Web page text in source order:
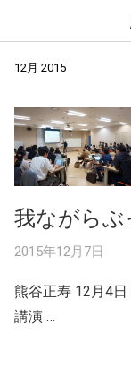
12月 2015
我ながら
2015年12月7日
熊谷正寿 12月4
講演 …